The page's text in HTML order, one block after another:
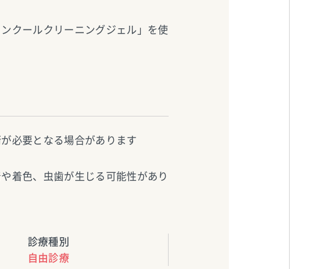
クールクリーニングジェル」を使
必要となる場合があります
着色、虫歯が生じる可能性があり
診療種別
自由診療